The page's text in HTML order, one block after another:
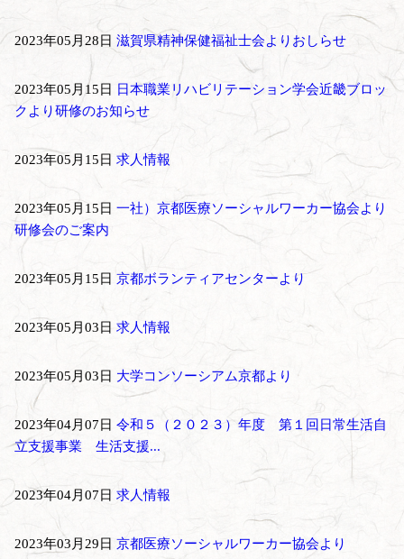
2023年05月28日 滋賀県精神保健福祉士会よりおしらせ
2023年05月15日
日本職業リハビリテーション学会近畿ブロッ
クより研修のお知らせ
2023年05月15日 求人情報
2023年05月15日 一社）京都医療ソーシャルワーカー協会より
研修会のご案内
2023年05月15日 京都ボランティアセンターより
2023年05月03日 求人情報
2023年05月03日 大学コンソーシアム京都より
2023年04月07日 令和５（２０２３）年度 第１回日常生活自
立支援事業 生活支援...
2023年04月07日 求人情報
2023年03月29日 京都医療ソーシャルワーカー協会より